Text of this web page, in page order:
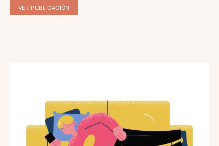
VER PUBLICACIÓN